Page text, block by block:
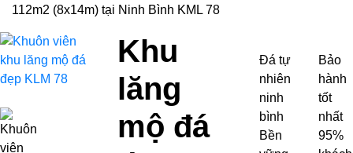
112m2 (8x14m) tại Ninh Bình KML 78
Khu
lăng
mộ đá
Đá tự
nhiên
ninh
bình
Bền
Bảo
hành
tốt
nhất
95%